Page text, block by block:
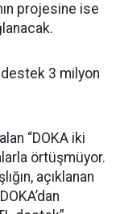
projesine ise
3 milyon
“DOKA iki
örtüşmüyor.
açıklanan